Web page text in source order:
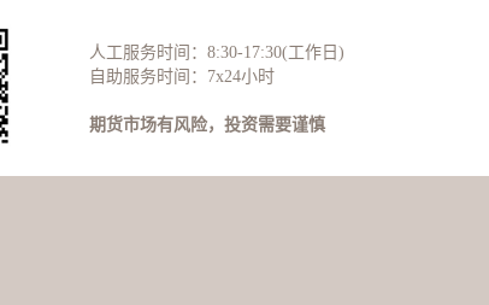
人工服务时间：8:30-17:30(工作日)
自助服务时间：7x24小时
期货市场有风险，投资需要谨慎